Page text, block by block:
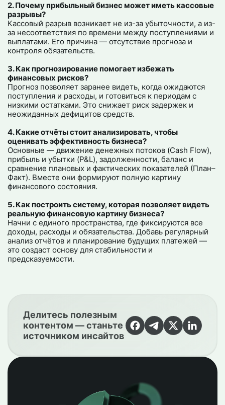
2. Почему прибыльный бизнес может иметь кассовые
разрывы?
Кассовый разрыв возникает не из-за убыточности, а из-
за несоответствия по времени между поступлениями и
выплатами. Его причина — отсутствие прогноза и
контроля обязательств.
3. Как прогнозирование помогает избежать
финансовых рисков?
Прогноз позволяет заранее видеть, когда ожидаются
поступления и расходы, и готовиться к периодам с
низкими остатками. Это снижает риск задержек и
неожиданных дефицитов средств.
4. Какие отчёты стоит анализировать, чтобы
оценивать эффективность бизнеса?
Основные — движение денежных потоков (Cash Flow),
прибыль и убытки (P&L), задолженности, баланс и
сравнение плановых и фактических показателей (План–
Факт). Вместе они формируют полную картину
финансового состояния.
5. Как построить систему, которая позволяет видеть
реальную финансовую картину бизнеса?
Начни с единого пространства, где фиксируются все
доходы, расходы и обязательства. Добавь регулярный
анализ отчётов и планирование будущих платежей —
это создаст основу для стабильности и
предсказуемости.
Делитесь полезным
контентом — станьте
источником инсайтов